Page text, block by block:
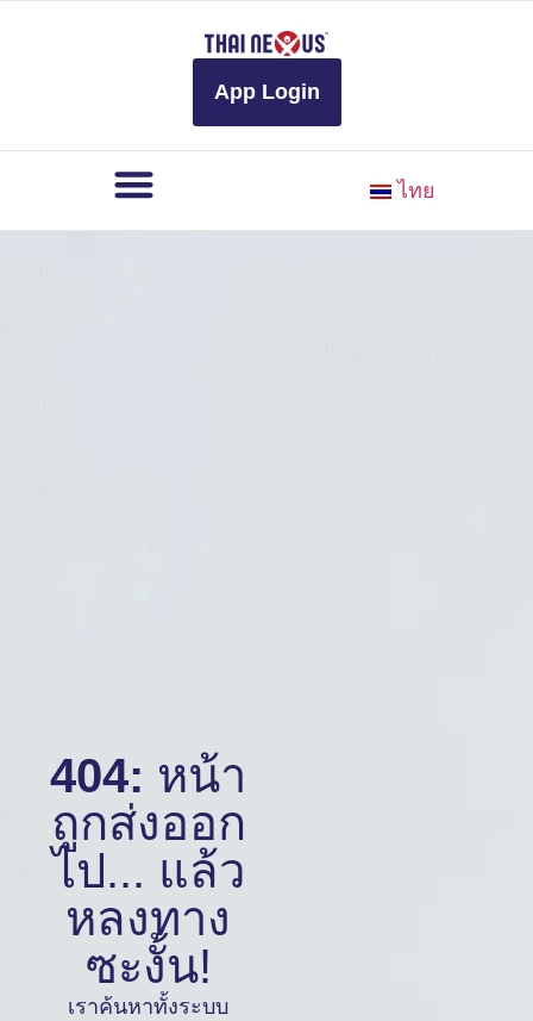
App Login
ไทย
404: หน้า
ถูกส่งออก
ไป... แล้ว
หลงทาง
ซะงั้น!
เราค้นหาทั้งระบบ